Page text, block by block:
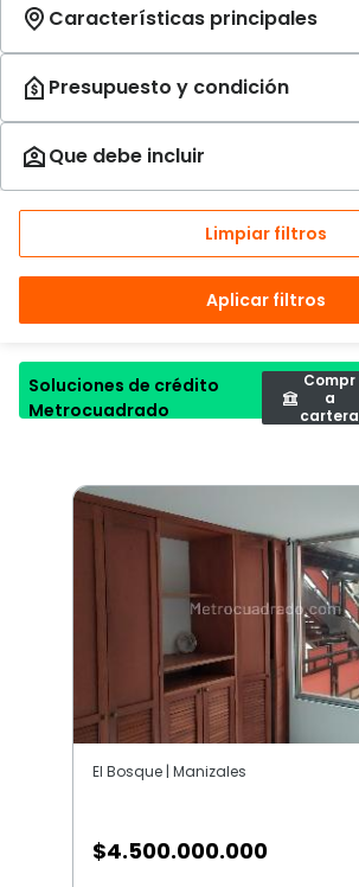
Limpiar filtros
Aplicar filtros
Soluciones de crédito
Metrocuadrado
Compr
a
cartera
El Bosque | Manizales
$4.500.000.000